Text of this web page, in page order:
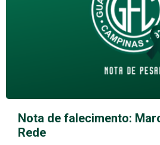
Nota de falecimento:
Rede